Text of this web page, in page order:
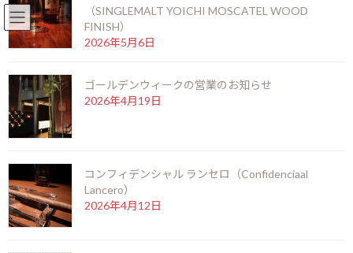
北新地店 06-6346-3377 English
コ
ン
ツ
へ
ッ
プ
ナ
ー
シ
ョ
移
動
お知らせ
HOME お知らせ
あけましておめでとうございま
（SINGLEMALT YOICHI MOSCATEL WOOD
FINISH）
2026年5月6日
ゴールデンウィークの営業のお知らせ
2026年4月19日
コンフィデンシャル ランセロ（Confidenciaal
Lancero）
2026年4月12日